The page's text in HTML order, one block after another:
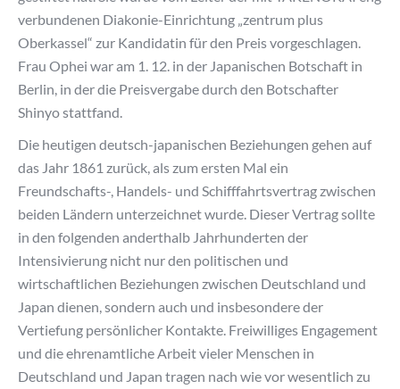
verbundenen Diakonie-Einrichtung „zentrum plus
Oberkassel“ zur Kandidatin für den Preis vorgeschlagen.
Frau Ophei war am 1. 12. in der Japanischen Botschaft in
Berlin, in der die Preisvergabe durch den Botschafter
Shinyo stattfand.
Die heutigen deutsch-japanischen Beziehungen gehen auf
das Jahr 1861 zurück, als zum ersten Mal ein
Freundschafts-, Handels- und Schifffahrtsvertrag zwischen
beiden Ländern unterzeichnet wurde. Dieser Vertrag sollte
in den folgenden anderthalb Jahrhunderten der
Intensivierung nicht nur den politischen und
wirtschaftlichen Beziehungen zwischen Deutschland und
Japan dienen, sondern auch und insbesondere der
Vertiefung persönlicher Kontakte. Freiwilliges Engagement
und die ehrenamtliche Arbeit vieler Menschen in
Deutschland und Japan tragen nach wie vor wesentlich zu